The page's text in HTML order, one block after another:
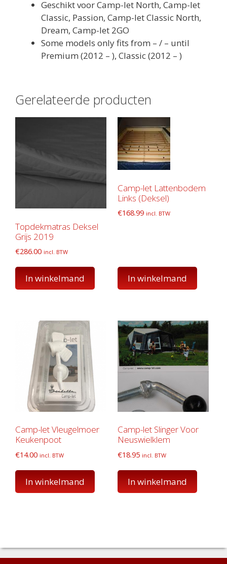
Geschikt voor Camp-let North, Camp-let
Classic, Passion, Camp-let Classic North,
Dream, Camp-let 2GO
Some models only fits from – / – until
Premium (2012 – ), Classic (2012 – )
Gerelateerde producten
Topdekmatras Deksel
Grijs 2019
€286.00 incl. BTW
In winkelmand
Camp-let Lattenbodem
Links (Deksel)
€168.99 incl. BTW
In winkelmand
Camp-let Vleugelmoer
Keukenpoot
€14.00 incl. BTW
In winkelmand
Camp-let Slinger Voor
Neuswielklem
€18.95 incl. BTW
In winkelmand